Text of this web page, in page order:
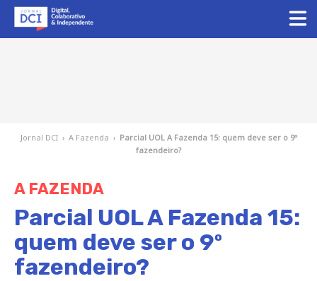
Jornal DCI › A Fazenda › Parcial UOL A Fazenda 15: quem deve ser o 9º
fazendeiro?
A FAZENDA
Parcial UOL A Fazenda 15:
quem deve ser o 9º
fazendeiro?